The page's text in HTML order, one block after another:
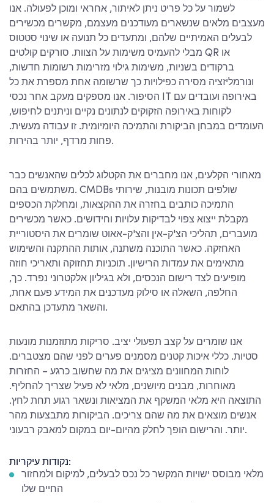
לשמור על כל פריט ניתן לאיתור, אחראי ומוכן לפעולה. אנו
מעצבים מלאים שנשארים מעודכנים מעצמם, מקשרים מכשירים
לבעלים האמיתיים שלהם, ומתעדים כל תנועה או שינוי סטטוס
מבלי להעמיס משימות על הצוות. סורקים קולטים QR או
ברקודים בשניות, משימות גילוי מזרימות רשומות חדשות,
ונורמליזציה מסירה כפילויות כך שרשומה אחת מספרת את כל
הסיפור. אנו מספקים מעקב אחר נכסי IT באירופה ועובדים עם
לקוחות באירופה הזקוקים לנתונים נקיים וניתנים לחיפוש,
העומדים במבחן הביקורת והתמיכה היומיומית. זו עבודה מעשית.
פחות מרדף, יותר בהירות.
מאחורי הקלעים, אנו מחברים את הקטלוג לכלים שהאנשים כבר
משתמשים בהם. CMDBs שולפים תכונות מובנות, שירותי
התמיכה כותבים בחזרה את ההקצאות, ומחלקת הכספים
מקבלת ייצוא צפוי לבדיקות עלויות וחידושים. כאשר מכשירים
מועברים, תהליכי הצ'ק-אין והצ'ק-אאוט שומרים את היסטוריית
האחזקה. כאשר התוכנה משתנה, אותות ההתקנה והשימוש
מתאימים את עמדות הרישיון. תוכניות תחזוקה ותאריכי חוזה
מופיעים לצד רישום הנכסים, ולא בגיליון אלקטרוני נפרד. כך,
החלפה, השאלה או סילוק מעדכנים את המידע פעם אחת,
והשאר מתעדכן בהתאם.
אנו שומרים על קצב תפעולי יציב. סריקות מתוזמנות מונעות
סטיות. כללי איכות קטנים מסמנים פערים לפני שהם מצטברים.
לוחות המחוונים מציגים את מה שחשוב כרגע – החזרות
מאוחרות, מבנים מיושנים, מלאי לא פעיל שצריך להחליף.
התוצאה היא מלאי המשקף את המציאות ונשאר רגוע תחת לחץ.
אנשים מוצאים את מה שהם צריכים. הביקורות מתבצעות מהר
יותר. והרישום הופך לחלק מהיום-יום במקום למאבק רבעוני.
נקודות עיקריות:
מלאי מבוסס ישויות המקשר כל נכס לבעלים, למיקום ולמחזור
החיים שלו